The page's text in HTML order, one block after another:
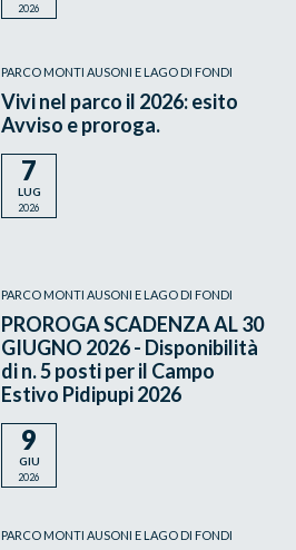
2026
PARCO MONTI AUSONI E LAGO DI FONDI
Vivi nel parco il 2026: esito
Avviso e proroga.
7
LUG
2026
PARCO MONTI AUSONI E LAGO DI FONDI
PROROGA SCADENZA AL 30
GIUGNO 2026 - Disponibilità
di n. 5 posti per il Campo
Estivo Pidipupi 2026
9
GIU
2026
PARCO MONTI AUSONI E LAGO DI FONDI